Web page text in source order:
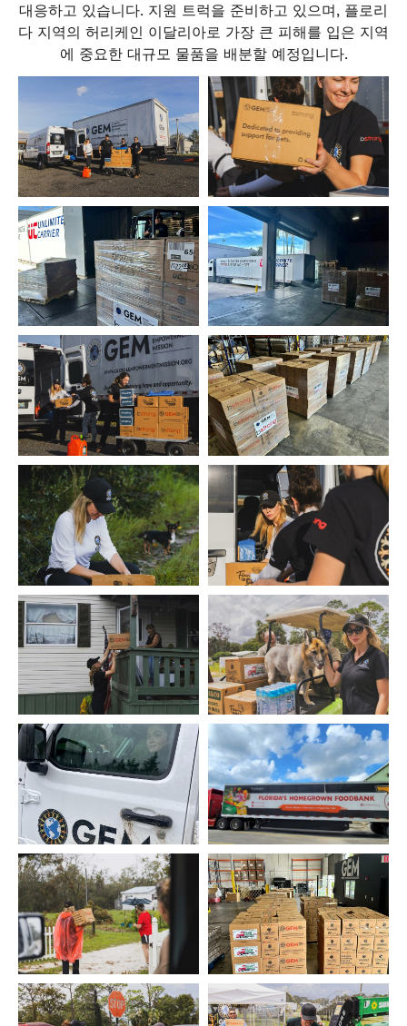
대응하고 있습니다. 지원 트럭을 준비하고 있으며, 플로리
다 지역의 허리케인 이달리아로 가장 큰 피해를 입은 지역
에 중요한 대규모 물품을 배분할 예정입니다.